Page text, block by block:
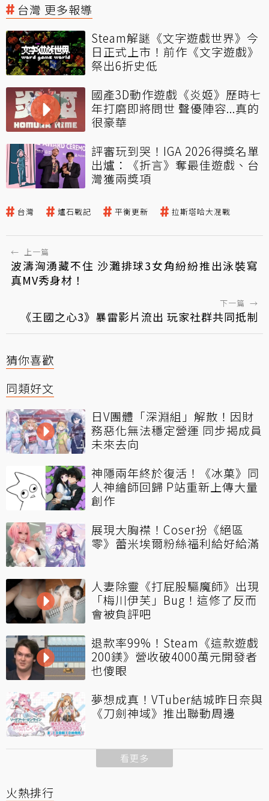
台灣 更多報導
Steam解謎《文字遊戲世界》今
日正式上市！前作《文字遊戲》
祭出6折史低
國產3D動作遊戲《炎姬》歷時七
年打磨即將問世 聲優陣容...真的
很豪華
評審玩到哭！IGA 2026得獎名單
出爐：《折言》奪最佳遊戲、台
灣獲兩獎項
台灣 爐石戰記 平衡更新 拉斯塔哈大混戰
← 上一篇
波濤洶湧藏不住 沙灘排球3女角紛紛推出泳裝寫
真MV秀身材！
下一篇 →
《王國之心3》暴雷影片流出 玩家社群共同抵制
猜你喜歡
同類好文
日V團體「深淵組」解散！因財
務惡化無法穩定營運 同步揭成員
未來去向
神隱兩年終於復活！《冰菓》同
人神繪師回歸 P站重新上傳大量
創作
展現大胸襟！Coser扮《絕區
零》蕾米埃爾粉絲福利給好給滿
人妻除靈《打屁股驅魔師》出現
「梅川伊芙」Bug！這修了反而
會被負評吧
退款率99%！Steam《這款遊戲
200鎂》營收破4000萬元開發者
也傻眼
夢想成真！VTuber結城昨日奈與
《刀劍神域》推出聯動周邊
看更多
火熱排行